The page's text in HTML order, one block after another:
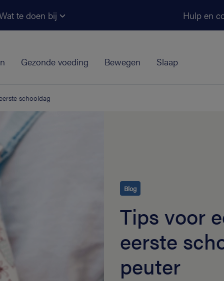
te doen bij Hulp en
Gezonde voeding Bewegen Slaap
schooldag
Blog
Tips voor
eerste
peuter